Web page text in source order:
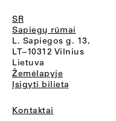
SR
Sapiegų rūmai
L. Sapiegos g. 13,
LT–10312 Vilnius
Lietuva
Žemėlapyje
Įsigyti bilietą
Kontaktai